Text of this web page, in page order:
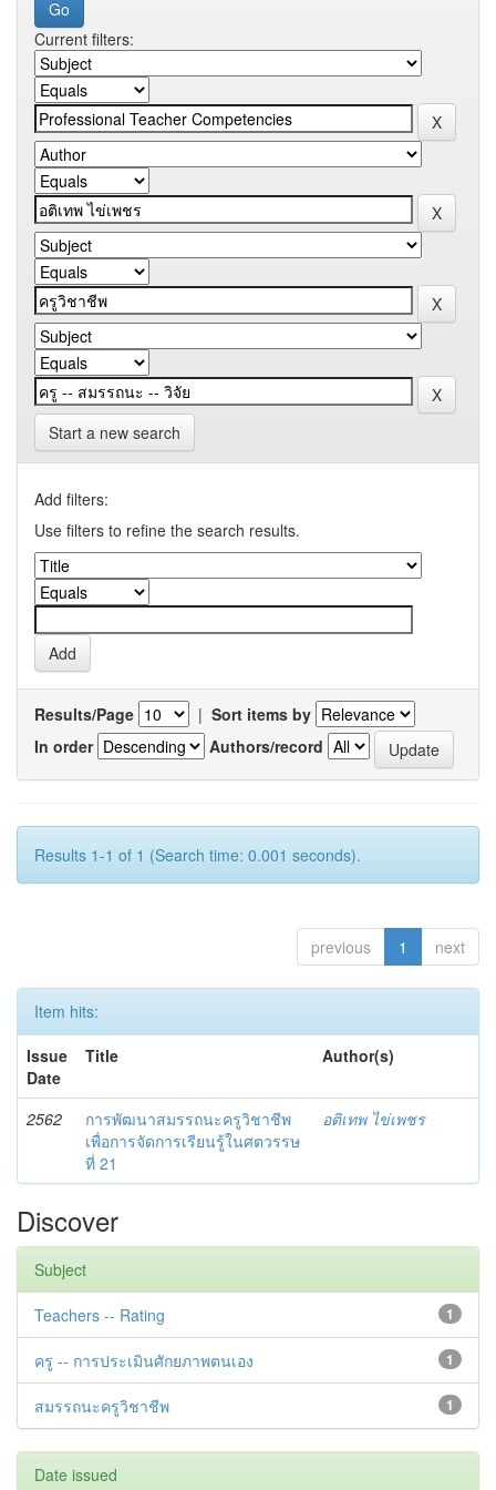
Current filters:
Start a new search
Add filters:
Use filters to refine the search results.
Results/Page | Sort items by
In order
Authors/record
Results 1-1 of 1 (Search time: 0.001 seconds).
previous 1 next
Item hits:
Issue
Date
Title Author(s)
2562
การพัฒนาสมรรถนะครูวิชาชีพ
เพื่อการจัดการเรียนรู้ในศตวรรษ
ที่ 21
อติเทพ ไข่เพชร
Discover
Subject
1
Teachers -- Rating
1
ครู -- การประเมินศักยภาพตนเอง
1
สมรรถนะครูวิชาชีพ
Date issued